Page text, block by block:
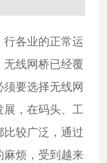
各业的正常运
线网桥已经覆
要选择无线网
，在码头、工
较广泛，通过
烦，受到越来